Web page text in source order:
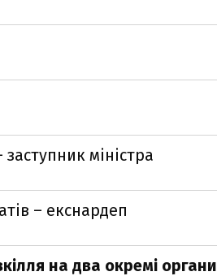
міністра
– екснардеп
на два окремі органи